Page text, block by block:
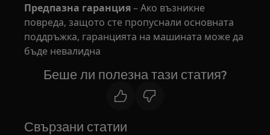
Предпазна гаранция– Ако възникне
повреда, защото сте пропуснали основната
поддръжка, гаранцията на машината може да
бъде невалидна
Беше ли полезна тази статия?
Свързани статии